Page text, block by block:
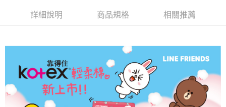
詳細說明 商品規格 相關推薦